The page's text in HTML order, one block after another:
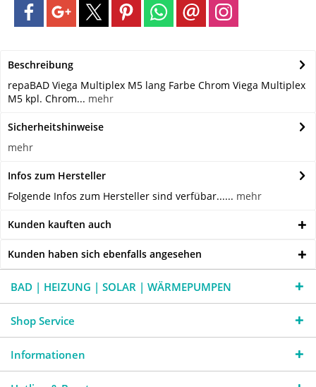
Beschreibung
repaBAD Viega Multiplex M5 lang Farbe Chrom Viega Multiplex
M5 kpl. Chrom... mehr
Sicherheitshinweise
mehr
Infos zum Hersteller
Folgende Infos zum Hersteller sind verfübar...... mehr
Kunden kauften auch
Kunden haben sich ebenfalls angesehen
BAD | HEIZUNG | SOLAR | WÄRMEPUMPEN
Shop Service
Informationen